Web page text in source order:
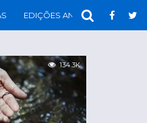
EDIÇÕES ANTERIORES
134.3K